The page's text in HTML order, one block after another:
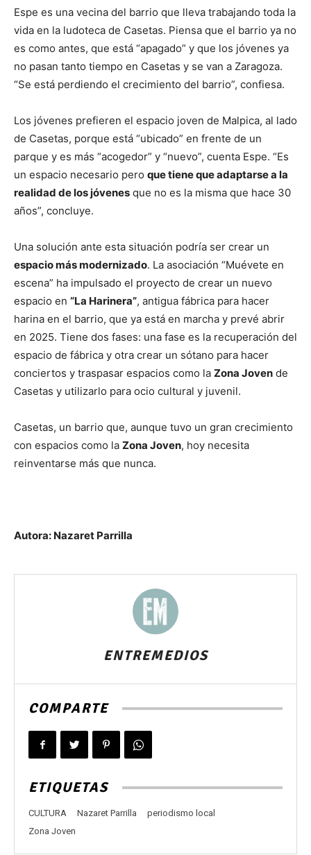
Espe es una vecina del barrio que lleva trabajando toda la
vida en la ludoteca de Casetas. Piensa que el barrio ya no
es como antes, que está “apagado” y que los jóvenes ya
no pasan tanto tiempo en Casetas y se van a Zaragoza.
“Se está perdiendo el crecimiento del barrio”, confiesa.
Los jóvenes prefieren el espacio joven de Malpica, al lado
de Casetas, porque está “ubicado” en frente de un
parque y es más “acogedor” y “nuevo”, cuenta Espe. “Es
un espacio necesario pero que tiene que adaptarse a la
realidad de los jóvenes que no es la misma que hace 30
años”, concluye.
Una solución ante esta situación podría ser crear un
espacio más modernizado. La asociación “Muévete en
escena” ha impulsado el proyecto de crear un nuevo
espacio en “La Harinera”, antigua fábrica para hacer
harina en el barrio, que ya está en marcha y prevé abrir
en 2025. Tiene dos fases: una fase es la recuperación del
espacio de fábrica y otra crear un sótano para hacer
conciertos y traspasar espacios como la Zona Joven de
Casetas y utilizarlo para ocio cultural y juvenil.
Casetas, un barrio que, aunque tuvo un gran crecimiento
con espacios como la Zona Joven, hoy necesita
reinventarse más que nunca.
Autora: Nazaret Parrilla
ENTREMEDIOS
COMPARTE
ETIQUETAS
CULTURA Nazaret Parrilla
periodismo local
Zona Joven